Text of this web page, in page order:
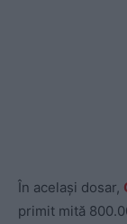
În același dosar,
primit mită